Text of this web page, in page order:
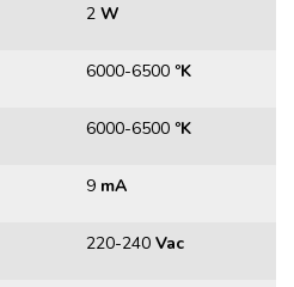
2 W
6000-6500 ºK
6000-6500 ºK
9 mA
220-240 Vac